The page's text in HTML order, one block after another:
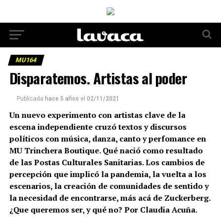
MU164
Disparatemos. Artistas al poder
Publicada hace 5 años el 02/11/2021
Un nuevo experimento con artistas clave de la
escena independiente cruzó textos y discursos
políticos con música, danza, canto y perfomance en
MU Trinchera Boutique. Qué nació como resultado
de las Postas Culturales Sanitarias. Los cambios de
percepción que implicó la pandemia, la vuelta a los
escenarios, la creación de comunidades de sentido y
la necesidad de encontrarse, más acá de Zuckerberg.
¿Que queremos ser, y qué no? Por Claudia Acuña.